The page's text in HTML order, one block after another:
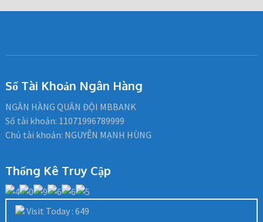
Số Tài Khoản Ngân Hàng
NGÂN HÀNG QUÂN ĐỘI MBBANK
Số tài khoản: 11071996789999
Chủ tài khoản: NGUYỄN MẠNH HÙNG
Thống Kê Truy Cập
Visit Today : 649